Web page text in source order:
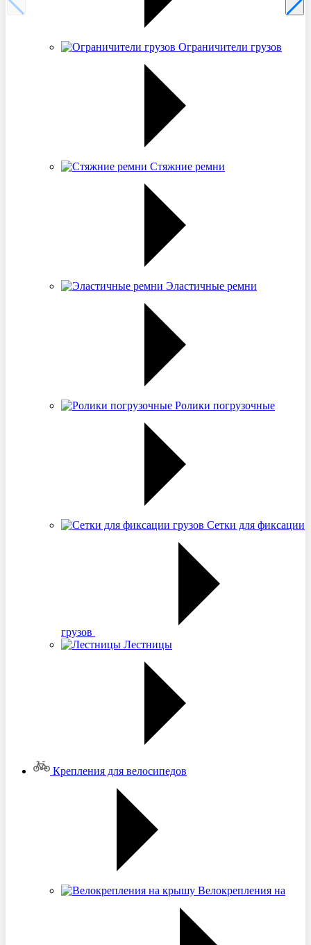
Ограничители грузов
Стяжние ремни
Эластичные ремни
Ролики погрузочные
Сетки для фиксации
грузов
Лестницы
Крепления для велосипедов
Велокрепления на